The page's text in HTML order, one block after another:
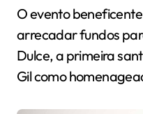
O evento
arrecadar fundos
Dulce, a primeira
Gil como